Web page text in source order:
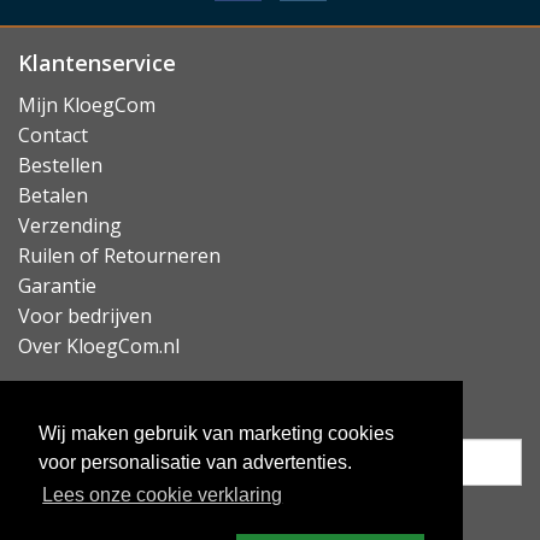
Wij maken gebruik van marketing cookies
voor personalisatie van advertenties.
Lees onze cookie verklaring
Klantenservice
Mijn KloegCom
Contact
Bestellen
Betalen
Verzending
Ruilen of Retourneren
Garantie
Voor bedrijven
Over KloegCom.nl